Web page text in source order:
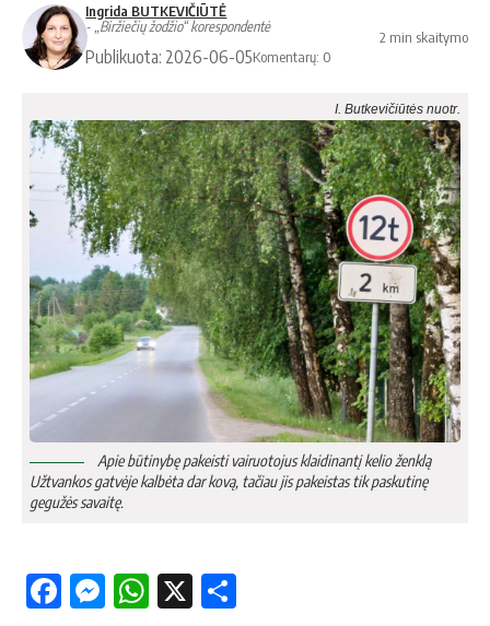
Ingrida BUTKEVIČIŪTĖ
- „Biržiečių žodžio“ korespondentė
Publikuota: 2026-06-05Komentarų: 0
2 min skaitymo
I. Butkevičiūtės nuotr.
Apie būtinybę pakeisti vairuotojus klaidinantį kelio ženklą
Užtvankos gatvėje kalbėta dar kovą, tačiau jis pakeistas tik paskutinę
gegužės savaitę.
Facebook
Messenger
WhatsApp
X